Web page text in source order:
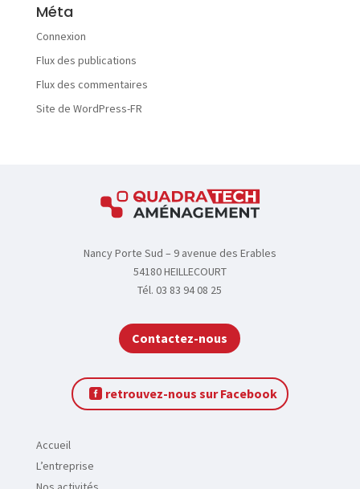
A
c
u
a
l
i
a
c
t
Méta
Connexion
Flux des publications
Flux des commentaires
Site de WordPress-FR
Nancy Porte Sud – 9 avenue des Erables
54180 HEILLECOURT
Tél. 03 83 94 08 25
Contactez-nous
retrouvez-nous sur Facebook
Accueil
L’entreprise